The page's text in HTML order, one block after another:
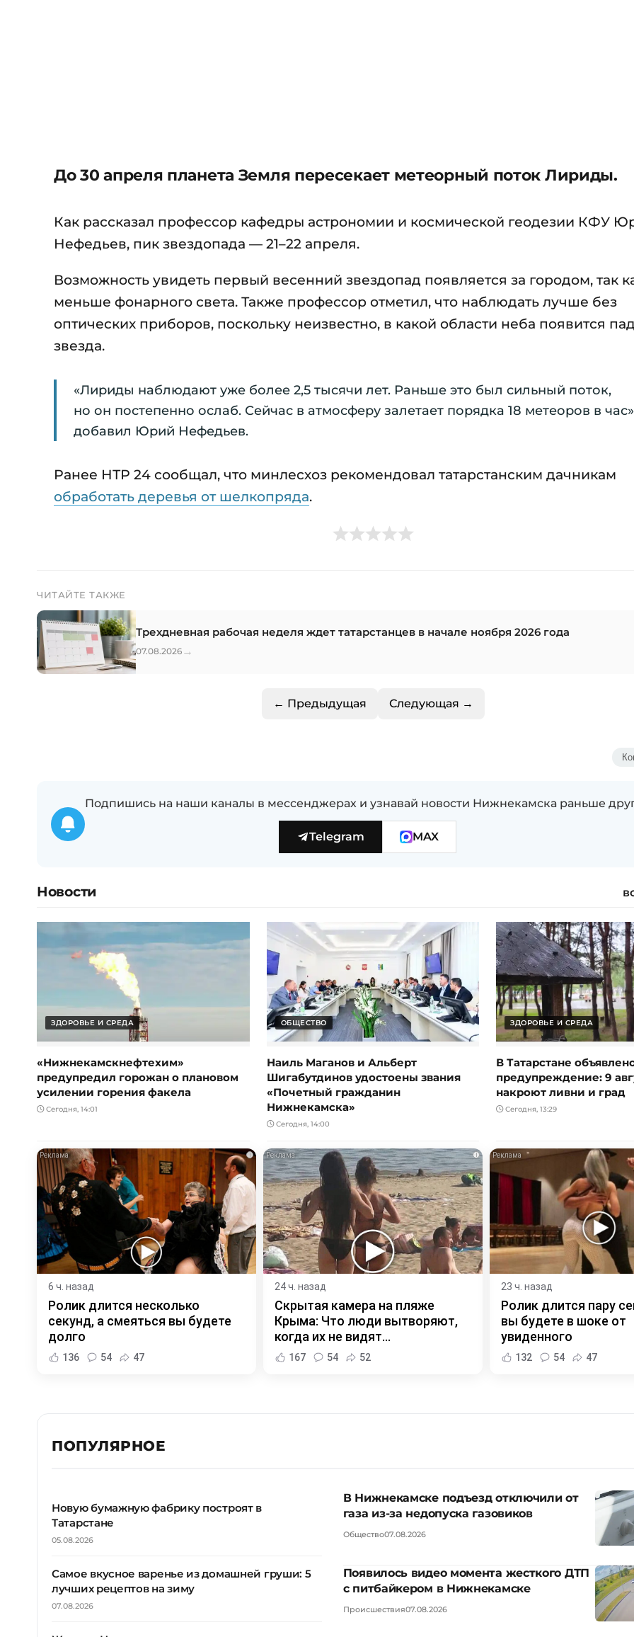
До 30 апреля планета Земля пересекает метеорный поток Лириды.
Как рассказал профессор кафедры астрономии и космической геодезии КФУ
Нефедьев, пик звездопада — 21–22 апреля.
Возможность увидеть первый весенний звездопад появляется за городом, так
меньше фонарного света. Также профессор отметил, что наблюдать лучше без
оптических приборов, поскольку неизвестно, в какой области неба появится
звезда.
«Лириды наблюдают уже более 2,5 тысячи лет. Раньше это был сильный поток,
но он постепенно ослаб. Сейчас в атмосферу залетает порядка 18 метеоров в
добавил Юрий Нефедьев.
Ранее НТР 24 сообщал, что минлесхоз рекомендовал татарстанским дачникам
обработать деревья от шелкопряда.
ЧИТАЙТЕ ТАКЖЕ
Трехдневная рабочая неделя ждет татарстанцев в начале ноября 2026 года
07.08.2026 →
← Предыдущая Следующая →
Подпишись на наши каналы в мессенджерах и узнавай новости Нижнекамска раньше
Telegram MAX
Новости
ЗДОРОВЬЕ И СРЕДА
«Нижнекамскнефтехим»
предупредил горожан о плановом
усилении горения факела
Сегодня, 14:01
ОБЩЕСТВО
Наиль Маганов и Альберт
Шигабутдинов удостоены звания
«Почетный гражданин
Нижнекамска»
Сегодня, 14:00
ЗДОРОВЬЕ И СРЕДА
В Татарстане
предупреждение: 9
накроют ливни и град
Сегодня, 13:29
i
6 ч. назад
Ролик длится несколько
секунд, а смеяться вы будете
долго
136 54 47
i
24 ч. назад
Скрытая камера на пляже
Крыма: Что люди вытворяют,
когда их не видят...
167 54 52
23 ч. назад
Ролик длится пару
вы будете в шоке от
увиденного
132 54 47
ПОПУЛЯРНОЕ
Новую бумажную фабрику построят в
Татарстане
05.08.2026
Самое вкусное варенье из домашней груши: 5
лучших рецептов на зиму
07.08.2026
В Нижнекамске подъезд отключили от
газа из-за недопуска газовиков
Общество07.08.2026
Появилось видео момента жесткого ДТП
с питбайкером в Нижнекамске
Происшествия07.08.2026